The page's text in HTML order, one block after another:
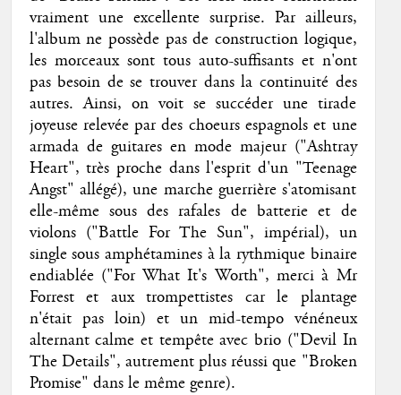
vraiment une excellente surprise. Par ailleurs,
l'album ne possède pas de construction logique,
les morceaux sont tous auto-suffisants et n'ont
pas besoin de se trouver dans la continuité des
autres. Ainsi, on voit se succéder une tirade
joyeuse relevée par des choeurs espagnols et une
armada de guitares en mode majeur ("Ashtray
Heart", très proche dans l'esprit d'un "Teenage
Angst" allégé), une marche guerrière s'atomisant
elle-même sous des rafales de batterie et de
violons ("Battle For The Sun", impérial), un
single sous amphétamines à la rythmique binaire
endiablée ("For What It's Worth", merci à Mr
Forrest et aux trompettistes car le plantage
n'était pas loin) et un mid-tempo vénéneux
alternant calme et tempête avec brio ("Devil In
The Details", autrement plus réussi que "Broken
Promise" dans le même genre).